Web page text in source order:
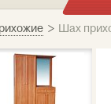
> Шах